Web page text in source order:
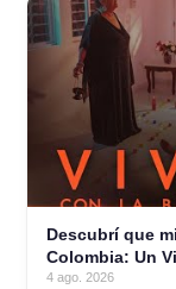
Descubrí que
Colombia: Un
4 ago. 2026